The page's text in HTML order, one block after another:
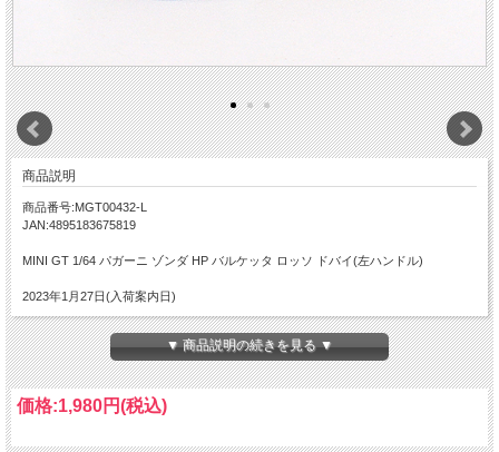
商品説明
商品番号:MGT00432-L
JAN:4895183675819
MINI GT 1/64 パガーニ ゾンダ HP バルケッタ ロッソ ドバイ(左ハンドル)
2023年1月27日(入荷案内日)
▼ 商品説明の続きを見る ▼
価格:1,980円(税込)